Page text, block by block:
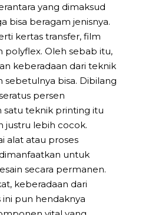
yang dimaksud
bisa beragam jenisnya.
kertas transfer, film
polyflex. Oleh sebab itu,
keberadaan dari teknik
sebetulnya bisa. Dibilang
persen
satu teknik printing itu
justru lebih cocok.
alat atau proses
untuk
secara permanen.
keberadaan dari
pun hendaknya